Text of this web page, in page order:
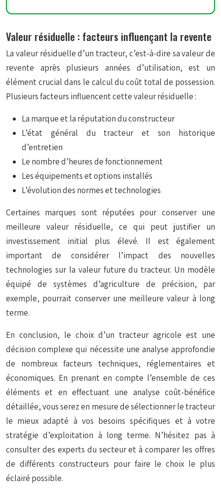
Valeur résiduelle : facteurs influençant la revente
La valeur résiduelle d’un tracteur, c’est-à-dire sa valeur de
revente après plusieurs années d’utilisation, est un
élément crucial dans le calcul du coût total de possession.
Plusieurs facteurs influencent cette valeur résiduelle :
La marque et la réputation du constructeur
L’état général du tracteur et son historique
d’entretien
Le nombre d’heures de fonctionnement
Les équipements et options installés
L’évolution des normes et technologies
Certaines marques sont réputées pour conserver une
meilleure valeur résiduelle, ce qui peut justifier un
investissement initial plus élevé. Il est également
important de considérer l’impact des nouvelles
technologies sur la valeur future du tracteur. Un modèle
équipé de systèmes d’agriculture de précision, par
exemple, pourrait conserver une meilleure valeur à long
terme.
En conclusion, le choix d’un tracteur agricole est une
décision complexe qui nécessite une analyse approfondie
de nombreux facteurs techniques, réglementaires et
économiques. En prenant en compte l’ensemble de ces
éléments et en effectuant une analyse coût-bénéfice
détaillée, vous serez en mesure de sélectionner le tracteur
le mieux adapté à vos besoins spécifiques et à votre
stratégie d’exploitation à long terme. N’hésitez pas à
consulter des experts du secteur et à comparer les offres
de différents constructeurs pour faire le choix le plus
éclairé possible.